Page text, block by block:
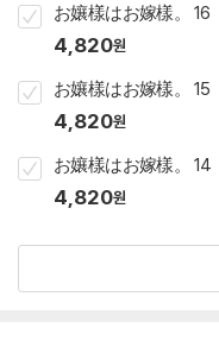
お孃樣はお嫁樣。 16
4,820원
お孃樣はお嫁樣。 15
4,820원
お孃樣はお嫁樣。 14
4,820원